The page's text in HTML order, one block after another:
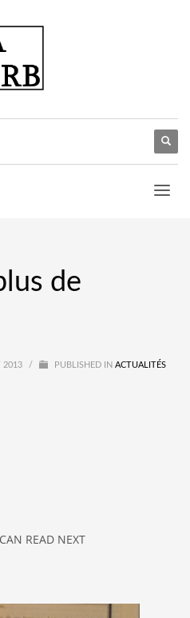
de
2013 / PUBLISHED IN ACTUALITÉS
READ NEXT